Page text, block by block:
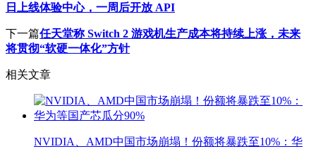
日上线体验中心，一周后开放 API
下一篇任天堂称 Switch 2 游戏机生产成本将持续上涨，未来
将贯彻“软硬一体化”方针
相关文章
NVIDIA、AMD中国市场崩塌！份额将暴跌至10%：华